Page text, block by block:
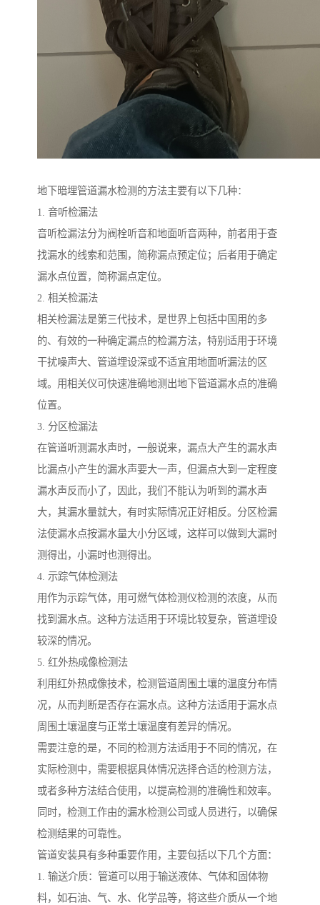
地下暗埋管道漏水检测的方法主要有以下几种：
1. 音听检漏法
音听检漏法分为阀栓听音和地面听音两种，前者用于查
找漏水的线索和范围，简称漏点预定位；后者用于确定
漏水点位置，简称漏点定位。
2. 相关检漏法
相关检漏法是第三代技术，是世界上包括中国用的多
的、有效的一种确定漏点的检漏方法，特别适用于环境
干扰噪声大、管道埋设深或不适宜用地面听漏法的区
域。用相关仪可快速准确地测出地下管道漏水点的准确
位置。
3. 分区检漏法
在管道听测漏水声时，一般说来，漏点大产生的漏水声
比漏点小产生的漏水声要大一声，但漏点大到一定程度
漏水声反而小了，因此，我们不能认为听到的漏水声
大，其漏水量就大，有时实际情况正好相反。分区检漏
法使漏水点按漏水量大小分区域，这样可以做到大漏时
测得出，小漏时也测得出。
4. 示踪气体检测法
用作为示踪气体，用可燃气体检测仪检测的浓度，从而
找到漏水点。这种方法适用于环境比较复杂，管道埋设
较深的情况。
5. 红外热成像检测法
利用红外热成像技术，检测管道周围土壤的温度分布情
况，从而判断是否存在漏水点。这种方法适用于漏水点
周围土壤温度与正常土壤温度有差异的情况。
需要注意的是，不同的检测方法适用于不同的情况，在
实际检测中，需要根据具体情况选择合适的检测方法，
或者多种方法结合使用，以提高检测的准确性和效率。
同时，检测工作由的漏水检测公司或人员进行，以确保
检测结果的可靠性。
管道安装具有多种重要作用，主要包括以下几个方面：
1. 输送介质：管道可以用于输送液体、气体和固体物
料，如石油、气、水、化学品等，将这些介质从一个地